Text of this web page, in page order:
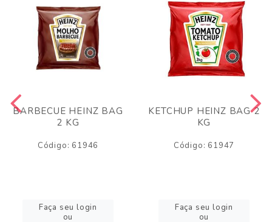
BARBECUE HEINZ BAG
2 KG
Código: 61946
Faça seu login
ou
KETCHUP HEINZ BAG 2
KG
Código: 61947
Faça seu login
ou